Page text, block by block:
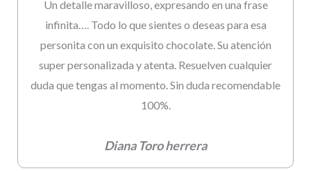
Un detalle maravilloso, expresando en una frase
infinita…. Todo lo que sientes o deseas para esa
personita con un exquisito chocolate. Su atención
super personalizada y atenta. Resuelven cualquier
duda que tengas al momento. Sin duda recomendable
100%.
Diana Toro herrera